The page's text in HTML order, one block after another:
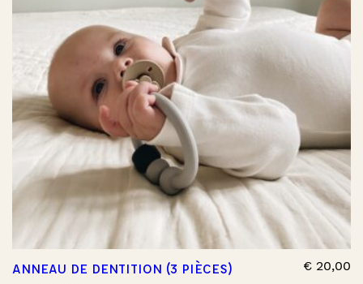
ANNEAU DE DENTITION (3 PIÈCES) € 20,00